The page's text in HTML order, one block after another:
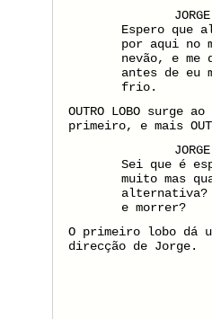
Espero que
por aqui no
nevão, e me
antes de eu
frio.
OUTRO LOBO surge
primeiro, e mais
Sei que é
muito mas
alternativa?
e morrer?
O primeiro lobo dá
direcção de Jorge.